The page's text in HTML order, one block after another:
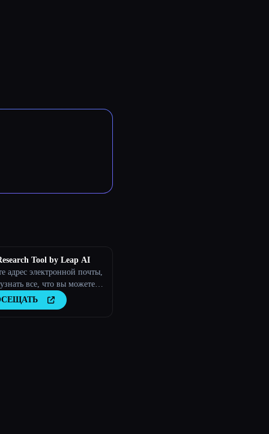
Tool by Leap AI
адрес электронной почты,
все, что вы можете
человеке.